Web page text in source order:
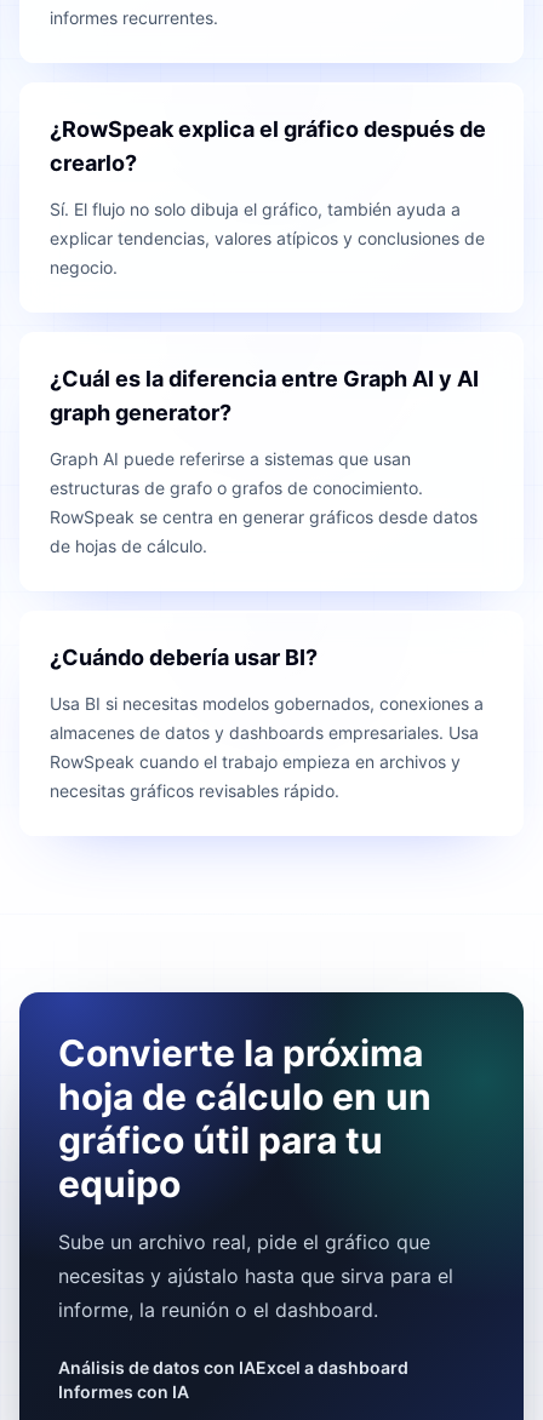
informes recurrentes.
¿RowSpeak explica el gráfico después de
crearlo?
Sí. El flujo no solo dibuja el gráfico, también ayuda a
explicar tendencias, valores atípicos y conclusiones de
negocio.
¿Cuál es la diferencia entre Graph AI y AI
graph generator?
Graph AI puede referirse a sistemas que usan
estructuras de grafo o grafos de conocimiento.
RowSpeak se centra en generar gráficos desde datos
de hojas de cálculo.
¿Cuándo debería usar BI?
Usa BI si necesitas modelos gobernados, conexiones a
almacenes de datos y dashboards empresariales. Usa
RowSpeak cuando el trabajo empieza en archivos y
necesitas gráficos revisables rápido.
Convierte la próxima
hoja de cálculo en un
gráfico útil para tu
equipo
Sube un archivo real, pide el gráfico que
necesitas y ajústalo hasta que sirva para el
informe, la reunión o el dashboard.
Análisis de datos con IAExcel a dashboard
Informes con IA